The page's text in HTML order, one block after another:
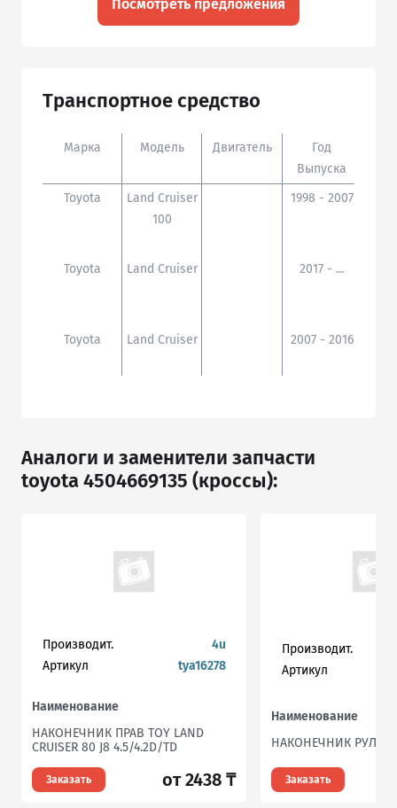
Посмотреть предложения
Транспортное средство
Марка Модель Двигатель
Год
Выпуска
Toyota
Land Cruiser
100
1998 - 2007
Toyota
Land Cruiser 2017 - ...
Toyota
Land Cruiser 2007 - 2016
Аналоги и заменители запчасти
toyota 4504669135 (кроссы):
Производит.
4u
Артикул
tya16278
Наименование
НАКОНЕЧНИК ПРАВ TOY LAND
CRUISER 80 J8 4.5/4.2D/TD
Заказать от 2438 ₸
Производит.
Артикул
Наименование
НАКОНЕЧНИК
Заказать